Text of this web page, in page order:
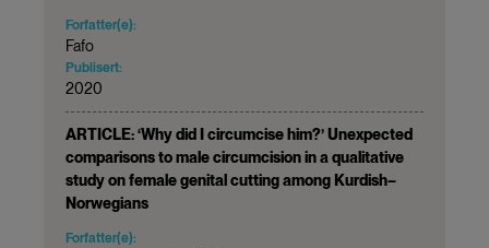
Forfatter(e):
Fafo
Publisert:
2020
ARTICLE: ‘Why did I circumcise him?’ Unexpected
comparisons to male circumcision in a qualitative
study on female genital cutting among Kurdish–
Norwegians
Forfatter(e):